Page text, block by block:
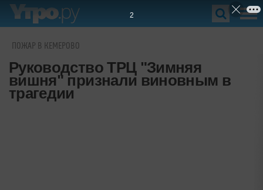
ПОЖАР В КЕМЕРОВО
Руководство ТРЦ "Зимняя
вишня" признали виновным в
трагедии
1